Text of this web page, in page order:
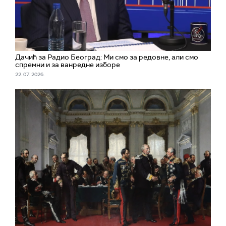
Дачић за Радио Београд: Ми смо за редовне, али смо
спремни и за ванредне изборе
22. 07. 2026.